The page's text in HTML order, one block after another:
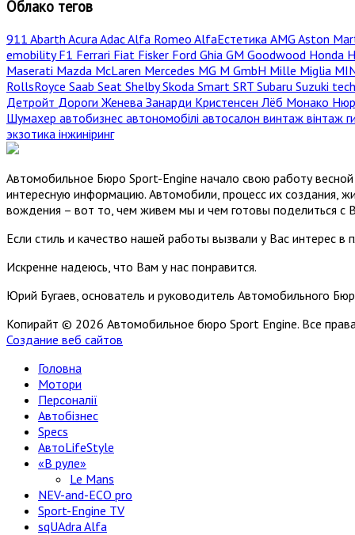
Облако тегов
911 Abarth Acura AdacAlfa Romeo AlfaЕстетика AMG Aston
emobilityF1 Ferrari Fiat Fisker Ford Ghia GM Goodwood Honda
Maserati Mazda McLaren Mercedes MG M GmbH Mille Miglia
RollsRoyce Saab Seat ShelbySkoda Smart SRT Subaru Suzuki
Детройт Дороги Женева Занарди Кристенсен Лёб Монако
Шумахер автобизнес автономобілі автосалон винтаж вінтаж
экзотика інжиніринг
Автомобильное Бюро Sport-Engine начало свою работу
интересную информацию. Автомобили, процесс их создания,
вождения – вот то, чем живем мы и чем готовы поделиться с
Если стиль и качество нашей работы вызвали у Вас интерес в
Искренне надеюсь, что Вам у нас понравится.
Юрий Бугаев, основатель и руководитель Автомобильного
Копирайт © 2026 Автомобильное бюро Sport Engine. Все
Создание веб сайтов
Головна
Мотори
Персоналії
Автобізнес
Specs
АвтоLifeStyle
«В руле»
Le Mans
NEV-and-ECO pro
Sport-Engine TV
sqUAdra Alfa